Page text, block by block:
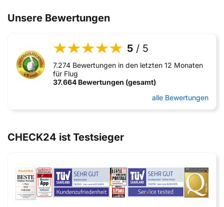
Unsere Bewertungen
5 / 5
7.274 Bewertungen in den letzten 12 Monaten
für Flug
37.664 Bewertungen (gesamt)
alle Bewertungen
CHECK24 ist Testsieger